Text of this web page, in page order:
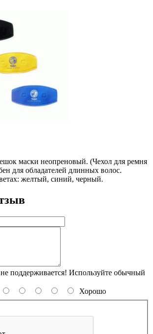
маски неопреновый. (Чехол для ремня
для обладателей длинных волос.
желтый, синий, черный.
поддерживается! Используйте обычный
Хорошо